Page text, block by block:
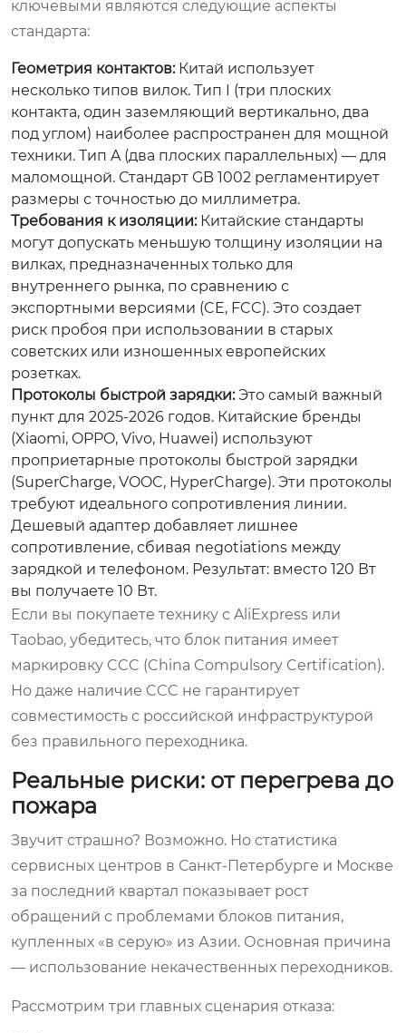
ключевыми являются следующие аспекты
стандарта:
Геометрия контактов:Китай использует
несколько типов вилок. Тип I (три плоских
контакта, один заземляющий вертикально, два
под углом) наиболее распространен для мощной
техники. Тип A (два плоских параллельных) — для
маломощной. Стандарт GB 1002 регламентирует
размеры с точностью до миллиметра.
Требования к изоляции:Китайские стандарты
могут допускать меньшую толщину изоляции на
вилках, предназначенных только для
внутреннего рынка, по сравнению с
экспортными версиями (CE, FCC). Это создает
риск пробоя при использовании в старых
советских или изношенных европейских
розетках.
Протоколы быстрой зарядки:Это самый важный
пункт для 2025-2026 годов. Китайские бренды
(Xiaomi, OPPO, Vivo, Huawei) используют
проприетарные протоколы быстрой зарядки
(SuperCharge, VOOC, HyperCharge). Эти протоколы
требуют идеального сопротивления линии.
Дешевый адаптер добавляет лишнее
сопротивление, сбивая negotiations между
зарядкой и телефоном. Результат: вместо 120 Вт
вы получаете 10 Вт.
Если вы покупаете технику с AliExpress или
Taobao, убедитесь, что блок питания имеет
маркировку CCC (China Compulsory Certification).
Но даже наличие CCC не гарантирует
совместимость с российской инфраструктурой
без правильного переходника.
Реальные риски: от перегрева до
пожара
Звучит страшно? Возможно. Но статистика
сервисных центров в Санкт-Петербурге и Москве
за последний квартал показывает рост
обращений с проблемами блоков питания,
купленных «в серую» из Азии. Основная причина
— использование некачественных переходников.
Рассмотрим три главных сценария отказа: